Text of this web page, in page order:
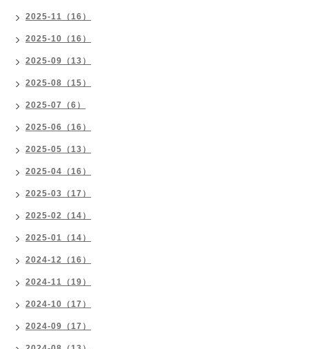
2025-11（16）
2025-10（16）
2025-09（13）
2025-08（15）
2025-07（6）
2025-06（16）
2025-05（13）
2025-04（16）
2025-03（17）
2025-02（14）
2025-01（14）
2024-12（16）
2024-11（19）
2024-10（17）
2024-09（17）